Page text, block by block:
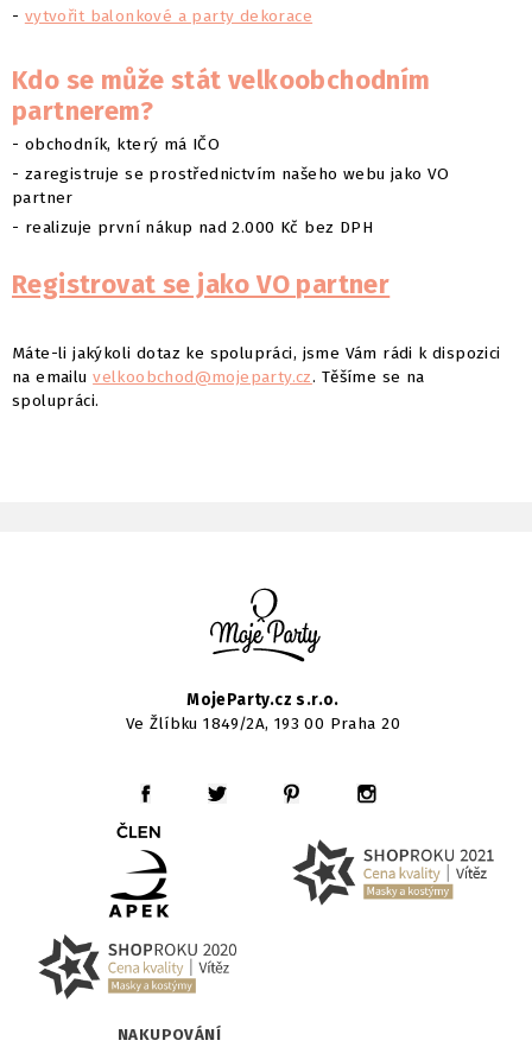
- vytvořit balonkové a party dekorace
Kdo se může stát velkoobchodním
partnerem?
- obchodník, který má IČO
- zaregistruje se prostřednictvím našeho webu jako VO
partner
- realizuje první nákup nad 2.000 Kč bez DPH
Registrovat se jako VO partner
Máte-li jakýkoli dotaz ke spolupráci, jsme Vám rádi k dispozici
na emailuvelkoobchod@mojeparty.cz. Těšíme se na
spolupráci.
MojeParty.cz s.r.o.
Ve Žlíbku 1849/2A, 193 00 Praha 20
NAKUPOVÁNÍ